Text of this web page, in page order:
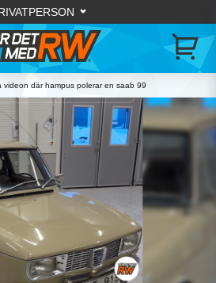
videon där hampus polerar en saab 99